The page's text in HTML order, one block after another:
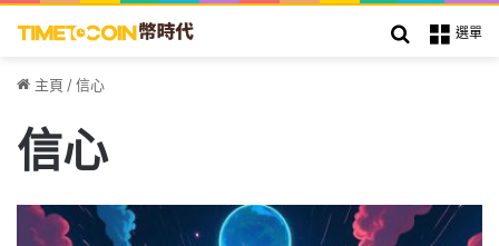
選單
搜索
主頁 /信心
信心